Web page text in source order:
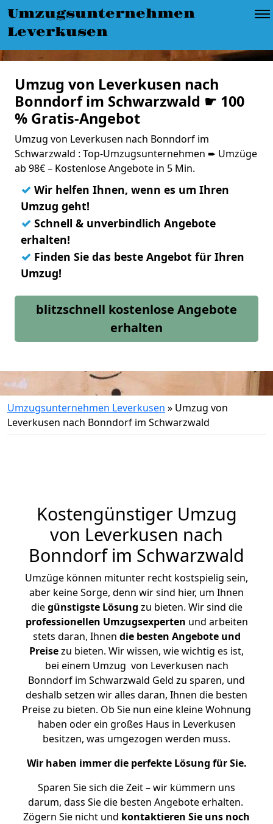
Umzugsunternehmen
Leverkusen
Umzug von Leverkusen nach
Bonndorf im Schwarzwald ☛ 100
% Gratis-Angebot
Umzug von Leverkusen nach Bonndorf im
Schwarzwald : Top-Umzugsunternehmen ➨ Umzüge
ab 98€ – Kostenlose Angebote in 5 Min.
✓ Wir helfen Ihnen, wenn es um Ihren
Umzug geht!
✓ Schnell & unverbindlich Angebote
erhalten!
✓ Finden Sie das beste Angebot für Ihren
Umzug!
blitzschnell kostenlose Angebote
erhalten
Umzugsunternehmen Leverkusen » Umzug von
Leverkusen nach Bonndorf im Schwarzwald
Kostengünstiger Umzug
von Leverkusen nach
Bonndorf im Schwarzwald
Umzüge können mitunter recht kostspielig sein,
aber keine Sorge, denn wir sind hier, um Ihnen
diegünstigste Lösung zu bieten. Wir sind die
professionellen Umzugsexperten und arbeiten
stets daran, Ihnen die besten Angebote und
Preisezu bieten. Wir wissen, wie wichtig es ist,
bei einem Umzug von Leverkusen nach
Bonndorf im Schwarzwald Geld zu sparen, und
deshalb setzen wir alles daran, Ihnen die besten
Preise zu bieten. Ob Sie nun eine kleine Wohnung
haben oder ein großes Haus in Leverkusen
besitzen, was umgezogen werden muss.
Wir haben immer die perfekte Lösung für Sie.
Sparen Sie sich die Zeit – wir kümmern uns
darum, dass Sie die besten Angebote erhalten.
Zögern Sie nicht und kontaktieren Sie uns noch